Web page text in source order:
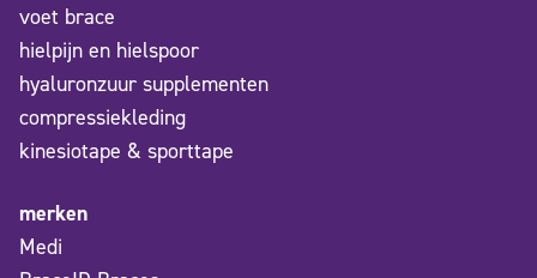
voet brace
hielpijn en hielspoor
hyaluronzuur supplementen
compressiekleding
kinesiotape & sporttape
merken
Medi